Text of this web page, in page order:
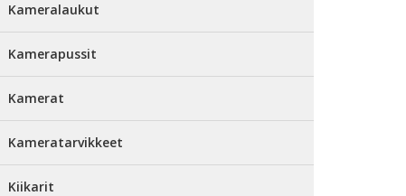
Kameralaukut
Kamerapussit
Kamerat
Kameratarvikkeet
Kiikarit